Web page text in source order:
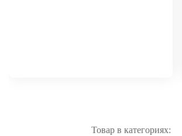
Товар в категориях: